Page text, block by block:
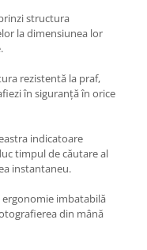
structura
la dimensiunea lor
rezistentă la praf,
în siguranță în orice
indicatoare
timpul de căutare al
instantaneu.
ergonomie imbatabilă
din mână